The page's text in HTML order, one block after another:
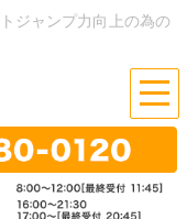
ジャンプ力向上の為の